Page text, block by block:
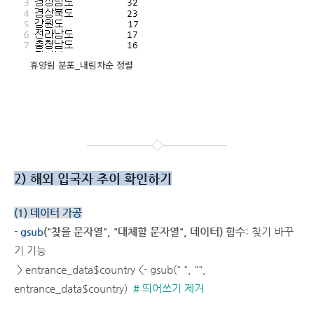
휴양림 분포_내림차순 정렬
2) 해외 입국자 추이 확인하기
(1) 데이터 가공
- gsub("찾을 문자열", "대체할 문자열", 데이터) 함수: 찾기 바꾸
기 기능
> entrance_data$country <- gsub(" ", "",
entrance_data$country) # 띄어쓰기 제거